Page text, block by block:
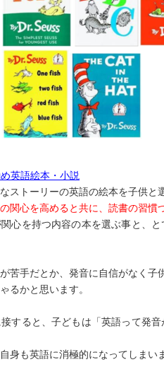
語絵本・小説
ストーリーの英語の絵本を子供と
関心を高めると共に、読書の習慣
心を持つ内容の本を選ぶ事と、
苦手だとか、発音に自信がなく子
るかと思います。
すると、子どもは「英語って発
身も英語に消極的になってしまい